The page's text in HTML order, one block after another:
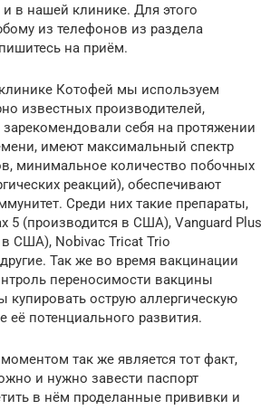
в нашей клинике. Для этого
из телефонов из раздела
на приём.
Котофей мы используем
известных производителей,
себя на протяжении
имеют максимальный спектр
минимальное количество побочных
реакций), обеспечивают
Среди них такие препараты,
5 (производится в США), Vanguard Plus
в США), Nobivac Tricat Trio
Так же во время вакцинации
переносимости вакцины
острую аллергическую
её потенциального развития.
так же является тот факт,
и нужно завести паспорт
в нём проделанные прививки и